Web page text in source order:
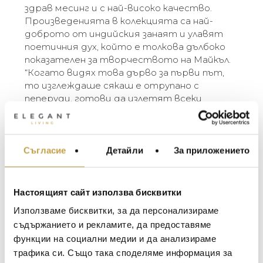
Съгласие Детайли За приложението
Настоящият сайт използва бисквитки
Използваме бисквитки, за да персонализираме
съдържанието и рекламите, да предоставяме
функции на социални медии и да анализираме
трафика си. Също така споделяме информация за
здрав месинг и с най-високо качество.
Произведенията в колекцията са най-
доброто от индийския занаят и улавят
поетичния дух, който е толкова дълбоко
показателен за творчеството на Майкъл.
“Когато видях това дърво за първи път,
то изглеждаше сякаш e отрупано с
пеперуди, готови да излетят всеки
момент, ако се доближа прекалено много
или издам някакъв звук. Беше магическо,
трансформира – от флора във фауна само
The Butterfly Ginkgo Collection celebrates the
fascination with a particular type of ginkgo tree,
the ginkgo Biloba, or “Butterfly ginkgo”, which
grows with a double leaf reminiscent of a
butterfly’s wings, gave rise to a fantasia image of
МЕБЕЛИ ЗА ДОМА И
ЗА МАСАТА
ТЕКСТИЛ ЗА ДОМА
BACCARAT
TOM DIXON